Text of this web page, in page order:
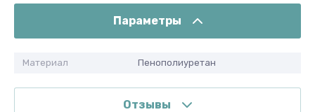
Параметры
Материал Пенополиуретан
Отзывы